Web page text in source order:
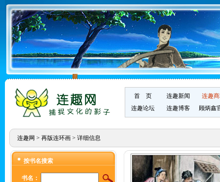
首 页 连趣新闻
连趣
连趣论坛
连趣博客 顾炳鑫
连趣网 > 再版连环画> 详细信息
按书名搜索
书名：